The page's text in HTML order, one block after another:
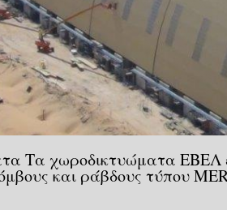
Τα χωροδικτυώματα ΕΒΕΛ
και ράβδους τύπου